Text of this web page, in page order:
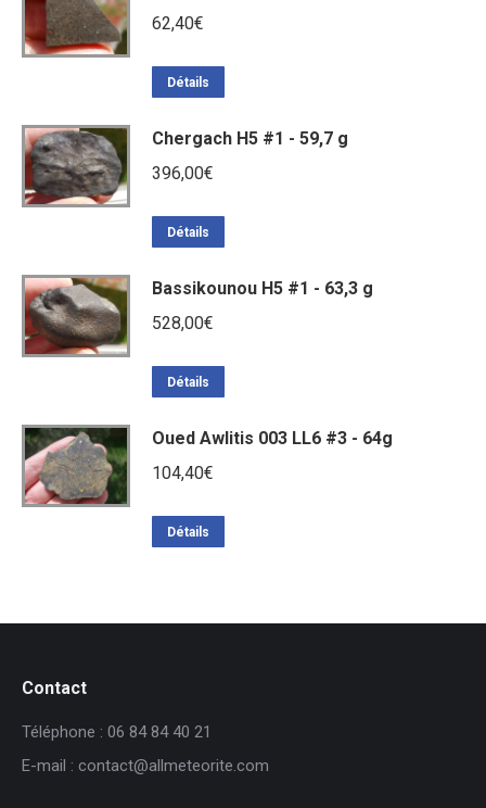
62,40€
Détails
Chergach H5 #1 - 59,7 g
396,00€
Détails
Bassikounou H5 #1 - 63,3 g
528,00€
Détails
Oued Awlitis 003 LL6 #3 - 64g
104,40€
Détails
Contact
Téléphone : 06 84 84 40 21
E-mail : contact@allmeteorite.com